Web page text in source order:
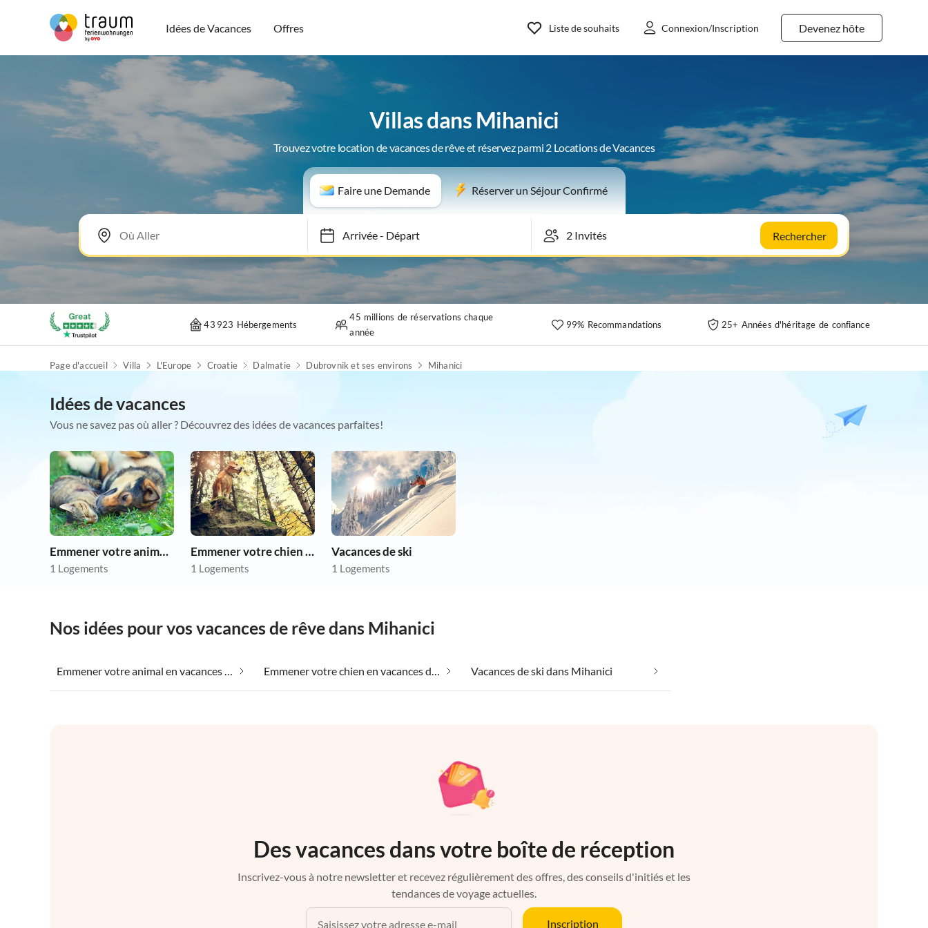
Idées de Vacances Offres Devenez hôte
Liste de souhaits Connexion/Inscription
Villas dans Mihanici
Trouvez votre location de vacances de rêve et réservez parmi 2 Locations de Vacances
Faire une Demande Réserver un Séjour Confirmé
Arrivée-Départ Rechercher
43 923 Hébergements
45 millions de réservations chaque
année
99% Recommandations 25+ Années d'héritage de confiance
Page d'accueil Villa L'Europe Croatie Dalmatie Dubrovnik et ses environs Mihanici
Idées de vacances
Vous ne savez pas où aller ? Découvrez des idées de vacances parfaites!
Emmener votre animal en vacances
1 Logements
Emmener votre chien en vacances
1 Logements
Vacances de ski
1 Logements
Nos idées pour vos vacances de rêve dans Mihanici
Emmener votre animal en vacances dans Mihanici Emmener votre chien en vacances dans Mihanici Vacances de ski dans Mihanici
Des vacances dans votre boîte de réception
Inscrivez-vous à notre newsletter et recevez régulièrement des offres, des conseils d'initiés et les
tendances de voyage actuelles.
Inscription